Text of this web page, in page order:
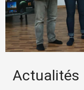
Actualités